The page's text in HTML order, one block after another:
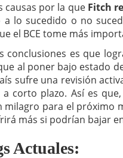
causas por la que Fitch
a lo sucedido o no
el BCE tome más
conclusiones es que
al poner bajo estado
sufre una revisión
a corto plazo. Así es
milagro para el próximo
más si podrían bajar
Actuales: